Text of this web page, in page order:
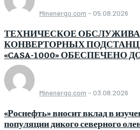
Minenergo.com - 05.08.2026
ТЕХНИЧЕСКОЕ
КОНВЕРТОРНЫХ
«CASA-1000» ОБЕСПЕЧЕНО
Minenergo.com - 03.08.2026
«Роснефть» вносит вклад в
популяции дикого северного